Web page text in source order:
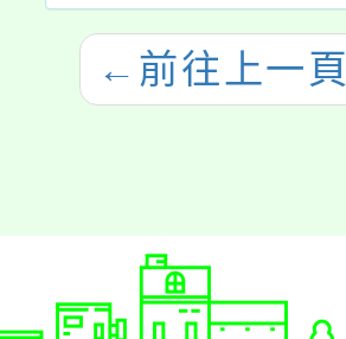
← 前往上一頁